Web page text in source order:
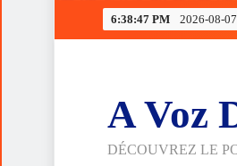
6:38:48 PM 2026-08-07
Ferrari rendida à estratégia
A Voz
DÉCOUVREZ LE